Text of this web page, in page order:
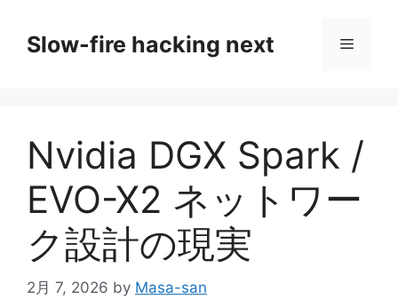
Slow-fire hacking next メ
ュ
ー
Nvidia DGX Spark /
EVO-X2 ネットワー
ク設計の現実
2月 7, 2026 by Masa-san